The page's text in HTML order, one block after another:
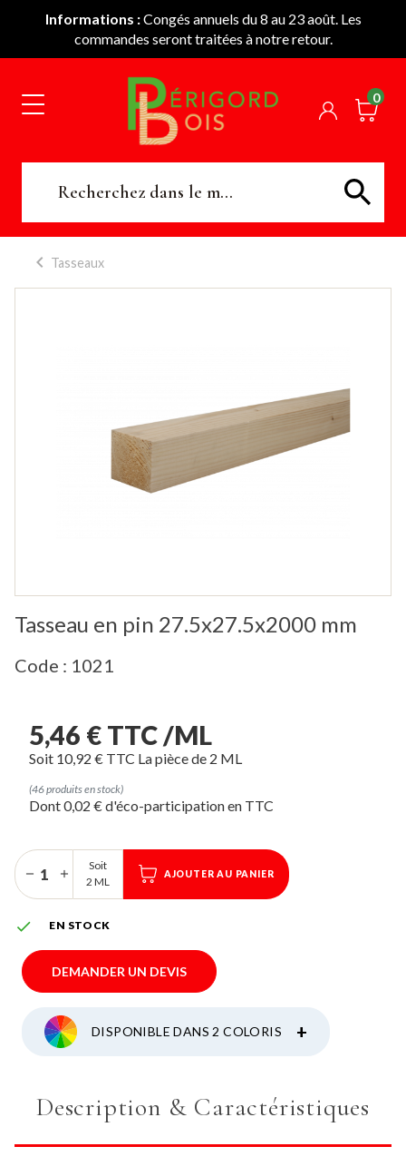
Informations :Congés annuels du 8 au 23 août. Les
commandes seront traitées à notre retour.
0
Tasseaux
Tasseau en pin 27.5x27.5x2000 mm
Code : 1021
5,46 € TTC /ML
Soit 10,92 € TTC La pièce de 2 ML
(46 produits en stock)
Dont 0,02 € d'éco-participation
Soit
2 ML
AJOUTER AU PANIER
 EN STOCK
DEMANDER UN DEVIS
DISPONIBLE DANS 2 COLORIS +
Description & Caractéristiques